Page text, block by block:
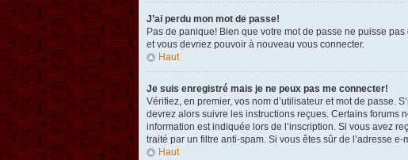
J’ai perdu mon mot de passe!
Pas de panique! Bien que votre mot de passe ne puisse
et vous devriez pouvoir à nouveau vous connecter.
Haut
Je suis enregistré mais je ne peux pas me connecter!
Vérifiez, en premier, vos nom d’utilisateur et mot de passe.
devrez alors suivre les instructions reçues. Certains forums
information est indiquée lors de l’inscription. Si vous avez
traité par un filtre anti-spam. Si vous êtes sûr de l’adresse e-
Haut